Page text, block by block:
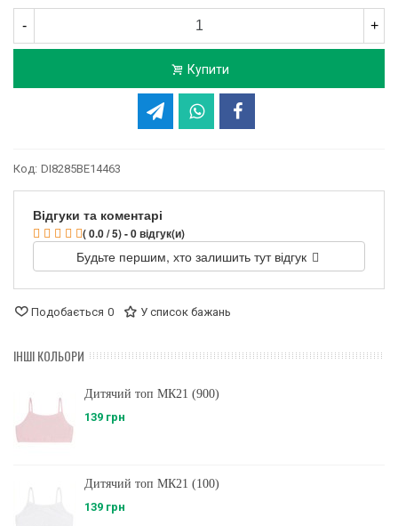
- +
Купити
Код: DI8285BE14463
Відгуки та коментарі
( 0.0 / 5) - 0 відгук(и)
Будьте першим, хто залишить тут відгук
Подобається 0 У список бажань
ІНШІ КОЛЬОРИ
Дитячий топ МК21 (900)
139 грн
Дитячий топ МК21 (100)
139 грн